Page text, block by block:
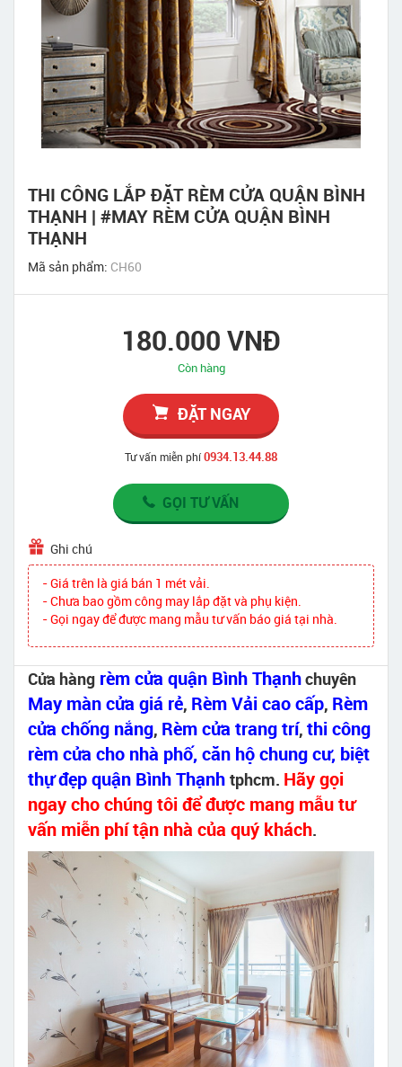
THI CÔNG LẮP ĐẶT RÈM CỬA QUẬN BÌNH
THẠNH | #MAY RÈM CỬA QUẬN BÌNH
THẠNH
Mã sản phẩm: CH60
180.000 VNĐ
Còn hàng
ĐẶT NGAY
Tư vấn miễn phí0934.13.44.88
GỌI TƯ VẤN
Ghi chú
- Giá trên là giá bán 1 mét vải.
- Chưa bao gồm công may lắp đặt và phụ kiện.
- Gọi ngay để được mang mẫu tư vấn báo giá tại nhà.
Cửa hàng rèm cửa quận Bình Thạnhchuyên
May màn cửa giá rẻ, Rèm Vải cao cấp, Rèm
cửa chống nắng, Rèm cửa trang trí, thi công
rèm cửa cho nhà phố, căn hộ chung cư, biệt
thự đẹp quận Bình Thạnh tphcm. Hãy gọi
ngay cho chúng tôi để được mang mẫu tư
vấn miễn phí tận nhà của quý khách.